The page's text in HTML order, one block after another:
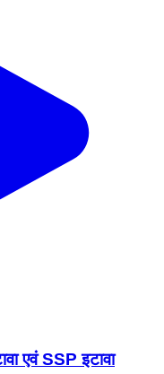
एवं SSP इटावा